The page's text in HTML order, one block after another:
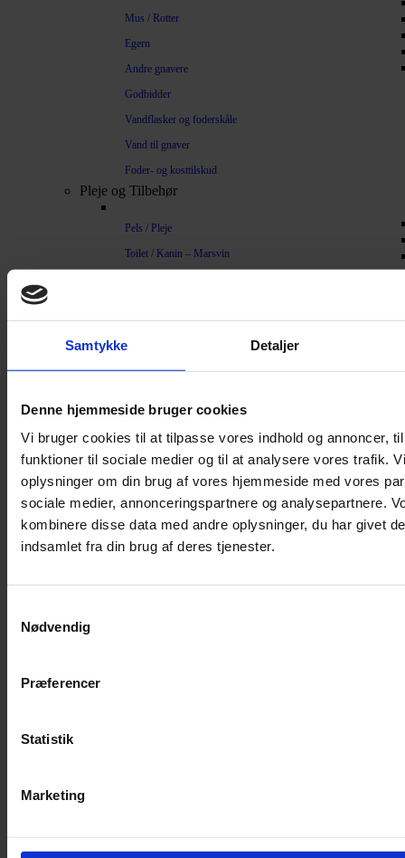
Samtykke Detaljer
Denne hjemmeside bruger cookies
Vi bruger cookies til at tilpasse vores indhold og annoncer,
funktioner til sociale medier og til at analysere vores trafik.
oplysninger om din brug af vores hjemmeside med vores
sociale medier, annonceringspartnere og analysepartnere.
kombinere disse data med andre oplysninger, du har givet
indsamlet fra din brug af deres tjenester.
Nødvendig
Præferencer
Statistik
Marketing
Mus / Rotter
Egern
Andre gnavere
Godbidder
Vandflasker og foderskåle
Vand til gnaver
Foder- og kosttilskud
Pleje og Tilbehør
Pels / Pleje
Toilet / Kanin – Marsvin
Bure
Hamsterbur
Kaninbur
Rottebur
Marsvinebur
Overdækning løbegård
Savsmuld